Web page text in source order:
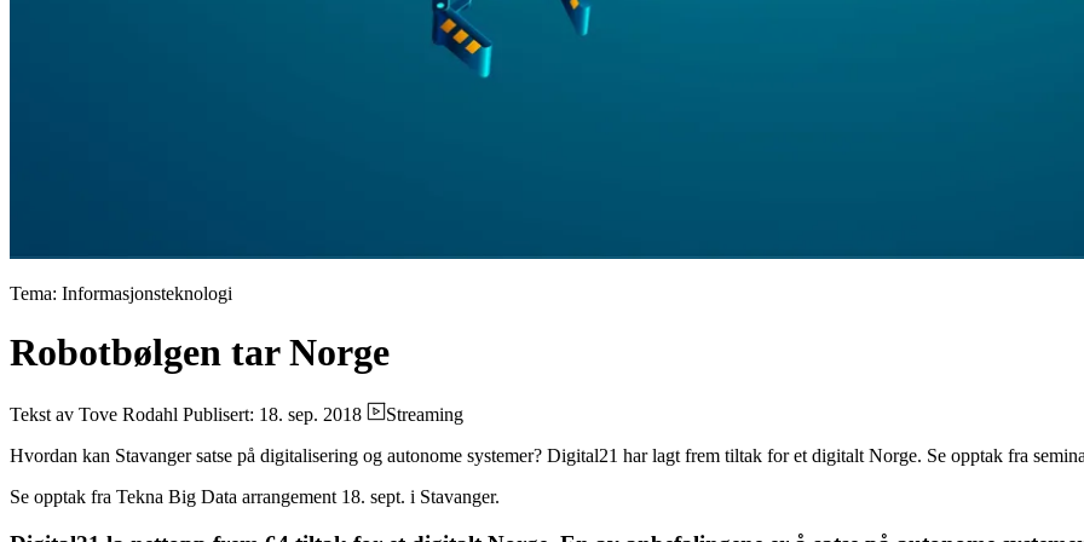
Tema: Informasjonsteknologi
Robotbølgen tar Norge
Tekst av Tove Rodahl Publisert: 18. sep. 2018
Streaming
Hvordan kan Stavanger satse på digitalisering og autonome systemer? Digital21 har lagt frem tiltak for et digitalt Norge. Se opptak fra
Se opptak fra Tekna Big Data arrangement 18. sept. i Stavanger.